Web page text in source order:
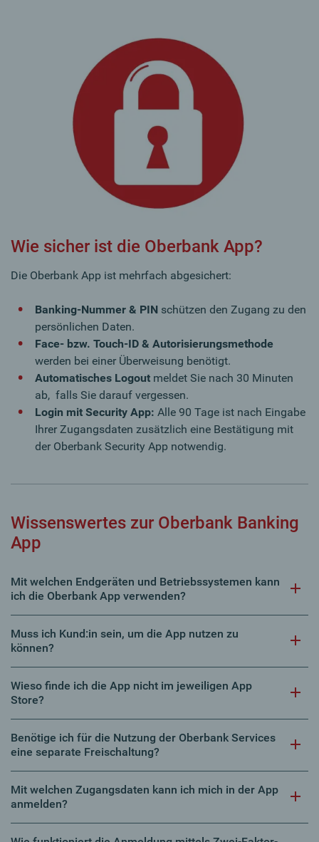
Wie sicher ist die Oberbank App?
Die Oberbank App ist mehrfach abgesichert:
Banking-Nummer & PIN schützen den Zugang zu den
persönlichen Daten.
Face- bzw. Touch-ID & Autorisierungsmethode
werden bei einer Überweisung benötigt.
Automatisches Logout meldet Sie nach 30 Minuten
ab, falls Sie darauf vergessen.
Login mit Security App: Alle 90 Tage ist nach Eingabe
Ihrer Zugangsdaten zusätzlich eine Bestätigung mit
der Oberbank Security App notwendig.
Wissenswertes zur Oberbank Banking
App
Mit welchen Endgeräten und Betriebssystemen kann
ich die Oberbank App verwenden?
Muss ich Kund:in sein, um die App nutzen zu
können?
Wieso finde ich die App nicht im jeweiligen App
Store?
Benötige ich für die Nutzung der Oberbank Services
eine separate Freischaltung?
Mit welchen Zugangsdaten kann ich mich in der App
anmelden?